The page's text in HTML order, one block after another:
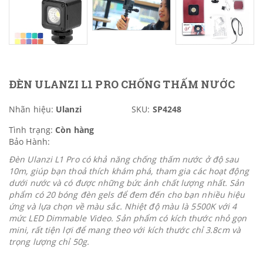
ĐÈN ULANZI L1 PRO CHỐNG THẤM NƯỚC
Nhãn hiệu: Ulanzi SKU: SP4248
Tình trạng: Còn hàng
Bảo Hành:
Đèn Ulanzi L1 Pro có khả năng chống thấm nước ở độ sau
10m, giúp bạn thoả thích khám phá, tham gia các hoạt động
dưới nước và có được những bức ảnh chất lượng nhất. Sản
phẩm có 20 bóng đèn gels để đem đến cho bạn nhiều hiệu
ứng và lựa chọn về màu sắc. Nhiệt độ màu là 5500K với 4
mức LED Dimmable Video. Sản phẩm có kích thước nhỏ gọn
mini, rất tiện lợi để mang theo với kích thước chỉ 3.8cm và
trọng lượng chỉ 50g.